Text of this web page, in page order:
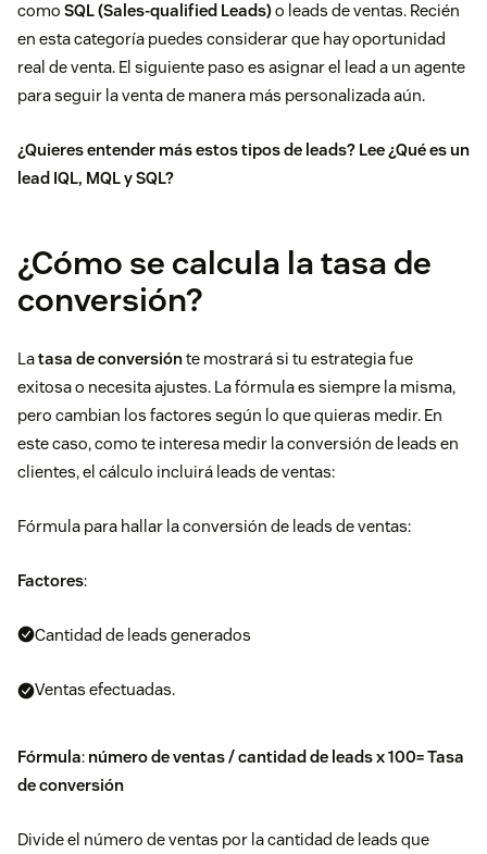
como SQL (Sales-qualified Leads)o leads de ventas. Recién
en esta categoría puedes considerar que hay oportunidad
real de venta. El siguiente paso es asignar el lead a un agente
para seguir la venta de manera más personalizada aún.
¿Quieres entender más estos tipos de leads? Lee¿Qué es un
lead IQL, MQL y SQL?
¿Cómo se calcula la tasa de
conversión?
Latasa de conversiónte mostrará si tu estrategia fue
exitosa o necesita ajustes. La fórmula es siempre la misma,
pero cambian los factores según lo que quieras medir. En
este caso, como te interesa medir la conversión de leads en
clientes, el cálculo incluirá leads de ventas:
Fórmula para hallar la conversión de leads de ventas:
Factores:
Cantidad de leads generados
Ventas efectuadas.
Fórmula: número de ventas / cantidad de leads x 100= Tasa
de conversión
Divide el número de ventas por la cantidad de leads que